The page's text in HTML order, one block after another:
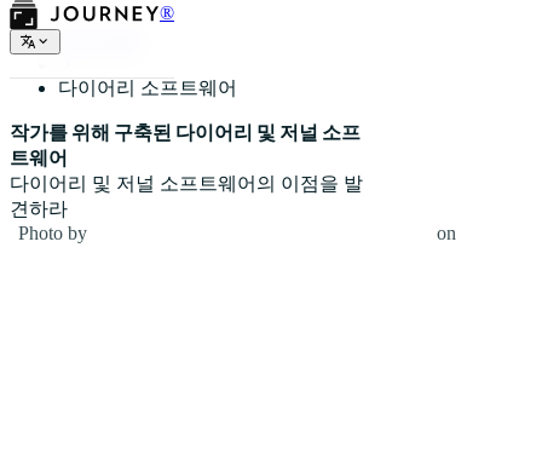
®
다이어리 소프트웨어
작가를 위해 구축된 다이어리 및 저널 소프
트웨어
다이어리 및 저널 소프트웨어의 이점을 발
견하라
Photo by
on